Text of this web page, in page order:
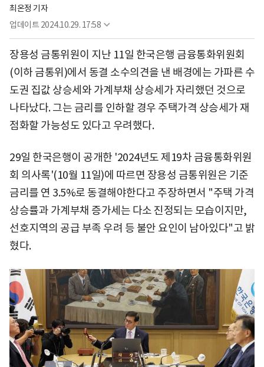
최온정 기자
업데이트 2024.10.29. 17:58
장용성 금통위원이 지난 11일 한국은행 금융통화위원회
(이하 금통위)에서 동결 소수의견을 낸 배경에는 가파른 수
도권 집값 상승세와 가계부채 상승세가 자리했던 것으로
나타났다. 그는 금리를 인하할 경우 주택가격 상승세가 재
점화할 가능성도 있다고 우려했다.
29일 한국은행이 공개한 '2024년도 제19차 금융통화위원
회 의사록'(10월 11일)에 따르면 장용성 금통위원은 기준
금리를 연 3.5%로 동결해야한다고 주장하면서 "주택 가격
상승률과 가계부채 증가세는 다소 진정되는 모습이지만,
선호지역의 공급 부족 우려 등 불안 요인이 남아있다"고 밝
혔다.